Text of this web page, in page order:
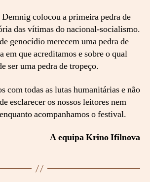
colocou a primeira pedra de
das vítimas do nacional-socialismo.
genocídio merecem uma pedra de
em que acreditamos e sobre o qual
ser uma pedra de tropeço.
com todas as lutas humanitárias e não
esclarecer os nossos leitores nem
acompanhamos o festival.
A equipa Krino Ifilnova